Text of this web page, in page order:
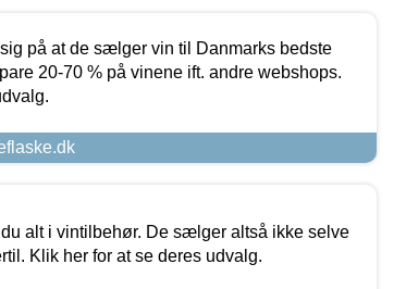
på at de sælger vin til Danmarks bedste
20-70 % på vinene ift. andre webshops.
alt i vintilbehør. De sælger altså ikke selve
Klik her for at se deres udvalg.